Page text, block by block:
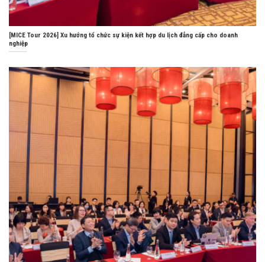
[MICE Tour 2026] Xu hướng tổ chức sự kiện kết hợp du lịch đẳng cấp cho doanh
nghiệp